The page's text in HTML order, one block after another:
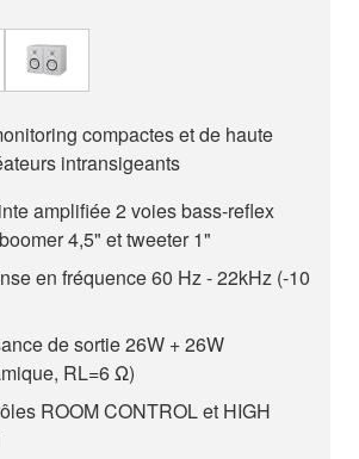
compactes et de haute
intransigeants
amplifiée 2 voies bass-reflex
4,5" et tweeter 1"
en fréquence 60 Hz - 22kHz (-10
de sortie 26W + 26W
RL=6 Ω)
ROOM CONTROL et HIGH